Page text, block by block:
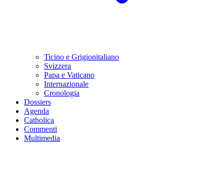
Ticino e Grigionitaliano
Svizzera
Papa e Vaticano
Internazionale
Cronologia
Dossiers
Agenda
Catholica
Commenti
Multimedia